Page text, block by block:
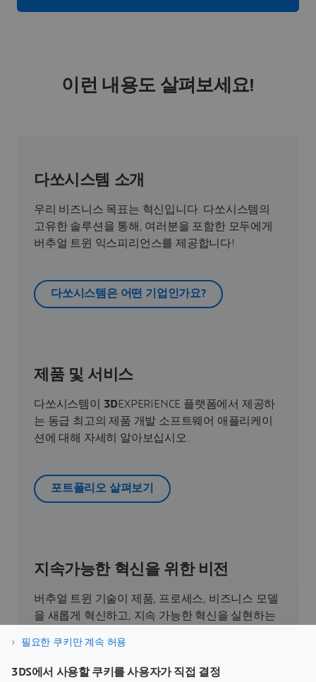
이런 내용도 살펴보세요!
다쏘시스템 소개
우리 비즈니스 목표는 혁신입니다. 다쏘시스템의
고유한 솔루션을 통해, 여러분을 포함한 모두에게
버추얼 트윈 익스피리언스를 제공합니다!
다쏘시스템은 어떤 기업인가요?
제품 및 서비스
다쏘시스템이 3DEXPERIENCE 플랫폼에서 제공하
는 동급 최고의 제품 개발 소프트웨어 애플리케이
션에 대해 자세히 알아보십시오.
포트폴리오 살펴보기
지속가능한 혁신을 위한 비전
버추얼 트윈 기술이 제품, 프로세스, 비즈니스 모델
을 새롭게 혁신하고, 지속 가능한 혁신을 실현하는
필요한 쿠키만 계속 허용
3DS에서 사용할 쿠키를 사용자가 직접 결정